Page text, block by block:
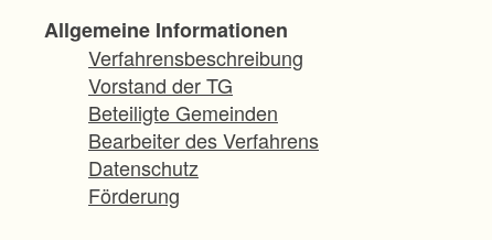
Allgemeine Informationen
Verfahrensbeschreibung
Vorstand der TG
Beteiligte Gemeinden
Bearbeiter des Verfahrens
Datenschutz
Förderung